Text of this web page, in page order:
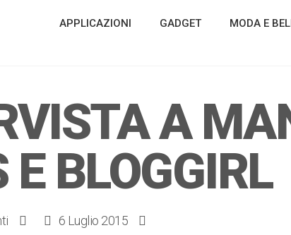
APPLICAZIONI GADGET MODA E
A
E BLOGGIRL
6 Luglio 2015